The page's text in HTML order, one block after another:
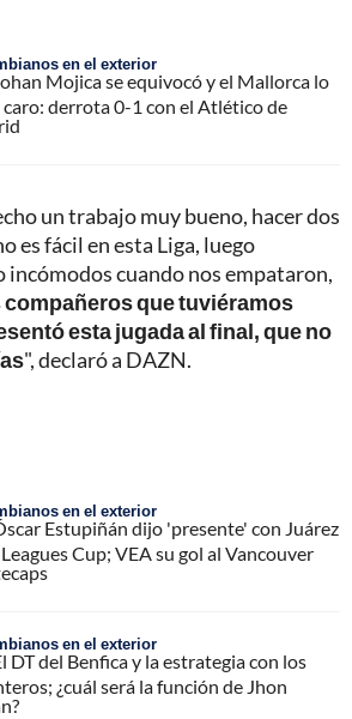
en el exterior
Mojica se equivocó y el Mallorca lo
caro: derrota 0-1 con el Atlético de
un trabajo muy bueno, hacer dos
es fácil en esta Liga, luego
incómodos cuando nos empataron,
compañeros que tuviéramos
esta jugada al final, que no
", declaró a DAZN.
en el exterior
Estupiñán dijo 'presente' con Juárez
Cup; VEA su gol al Vancouver
en el exterior
DT del Benfica y la estrategia con los
¿cuál será la función de Jhon